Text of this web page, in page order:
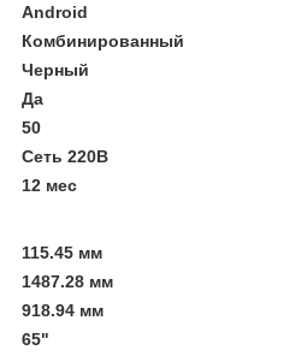
Android
Комбинированный
Черный
Да
50
Сеть 220В
12 мес
115.45 мм
1487.28 мм
918.94 мм
65"